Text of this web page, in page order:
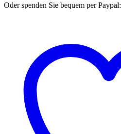
Oder spenden Sie bequem per Paypal: